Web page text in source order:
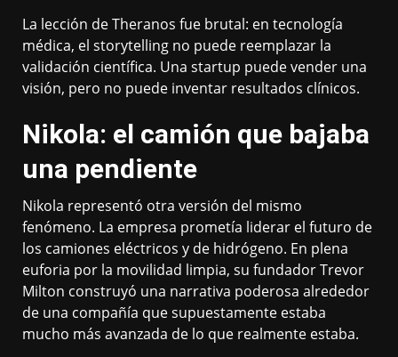
La lección de Theranos fue brutal: en tecnología
médica, el storytelling no puede reemplazar la
validación científica. Una startup puede vender una
visión, pero no puede inventar resultados clínicos.
Nikola: el camión que bajaba
una pendiente
Nikola representó otra versión del mismo
fenómeno. La empresa prometía liderar el futuro de
los camiones eléctricos y de hidrógeno. En plena
euforia por la movilidad limpia, su fundador Trevor
Milton construyó una narrativa poderosa alrededor
de una compañía que supuestamente estaba
mucho más avanzada de lo que realmente estaba.